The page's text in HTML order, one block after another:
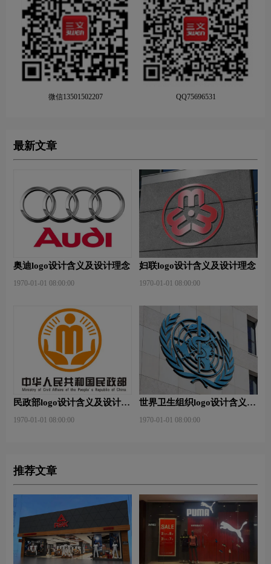
微信13501502207 QQ75696531
最新文章
奥迪logo设计含义及设计理念
1970-01-01 08:00:00
妇联logo设计含义及设计理念
1970-01-01 08:00:00
民政部logo设计含义及设计理
1970-01-01 08:00:00
世界卫生组织logo设计含义及
1970-01-01 08:00:00
推荐文章